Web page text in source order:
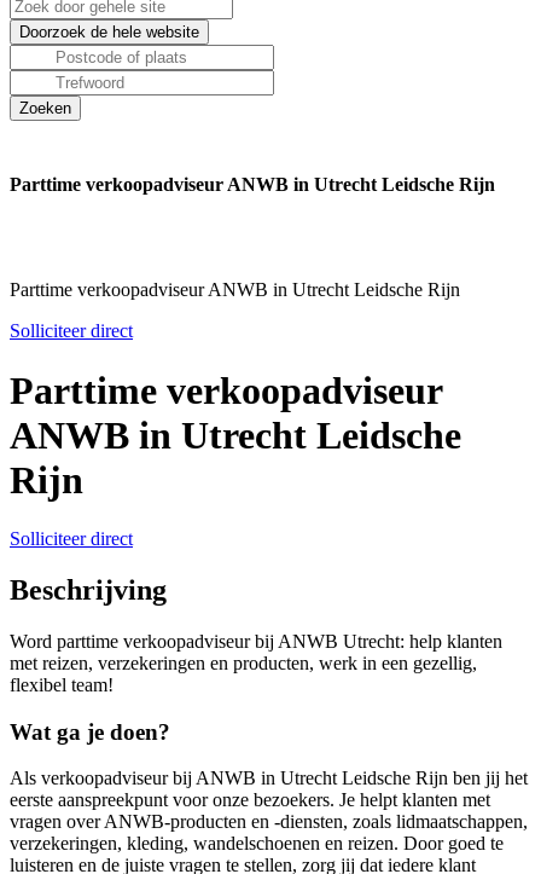
Parttime verkoopadviseur ANWB in Utrecht Leidsche Rijn
Parttime verkoopadviseur ANWB in Utrecht Leidsche Rijn
Solliciteer direct
Parttime verkoopadviseur
ANWB in Utrecht Leidsche
Rijn
Solliciteer direct
Beschrijving
Word parttime verkoopadviseur bij ANWB Utrecht: help klanten
met reizen, verzekeringen en producten, werk in een gezellig,
flexibel team!
Wat ga je doen?
Als verkoopadviseur bij ANWB in Utrecht Leidsche Rijn ben jij het
eerste aanspreekpunt voor onze bezoekers. Je helpt klanten met
vragen over ANWB-producten en -diensten, zoals lidmaatschappen,
verzekeringen, kleding, wandelschoenen en reizen. Door goed te
luisteren en de juiste vragen te stellen, zorg jij dat iedere klant